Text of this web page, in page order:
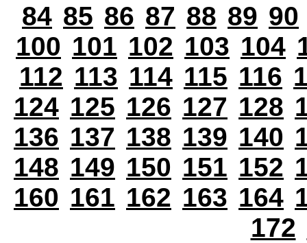
84 85 86 87 88 89 90
100 101 102 103 104
112 113 114 115 116
124 125 126 127 128
136 137 138 139 140
148 149 150 151 152
160 161 162 163 164
172